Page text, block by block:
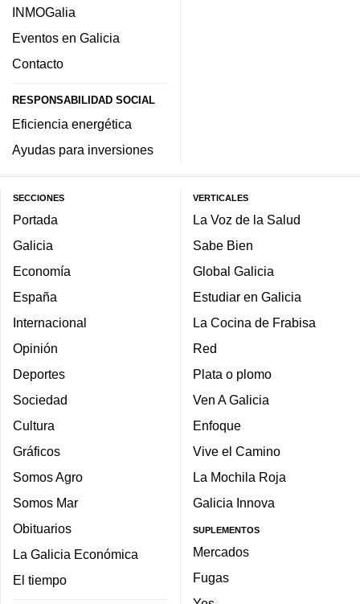
INMOGalia
Eventos en Galicia
Contacto
RESPONSABILIDAD SOCIAL
Eficiencia energética
Ayudas para inversiones
SECCIONES
Portada
Galicia
Economía
España
Internacional
Opinión
Deportes
Sociedad
Cultura
Gráficos
Somos Agro
Somos Mar
Obituarios
La Galicia Económica
El tiempo
VERTICALES
La Voz de la Salud
Sabe Bien
Global Galicia
Estudiar en Galicia
La Cocina de Frabisa
Red
Plata o plomo
Ven A Galicia
Enfoque
Vive el Camino
La Mochila Roja
Galicia Innova
SUPLEMENTOS
Mercados
Fugas